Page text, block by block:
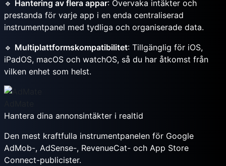
🔹 Hantering av flera appar: Övervaka intäkter och
prestanda för varje app i en enda centraliserad
instrumentpanel med tydliga och organiserade data.
🔹 Multiplattformskompatibilitet: Tillgänglig för iOS,
iPadOS, macOS och watchOS, så du har åtkomst från
vilken enhet som helst.
Hantera dina annonsintäkter i realtid
Den mest kraftfulla instrumentpanelen för Google
AdMob-, AdSense-, RevenueCat- och App Store
Connect-publicister.